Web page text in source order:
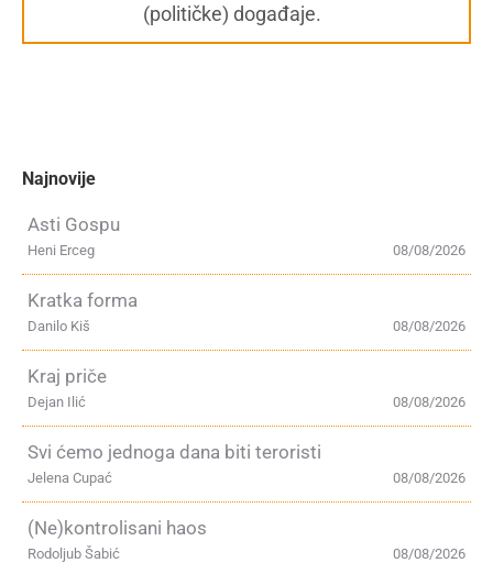
(političke) događaje.
Najnovije
Asti Gospu
08/08/2026
Heni Erceg
Kratka forma
08/08/2026
Danilo Kiš
Kraj priče
08/08/2026
Dejan Ilić
Svi ćemo jednoga dana biti teroristi
08/08/2026
Jelena Cupać
(Ne)kontrolisani haos
08/08/2026
Rodoljub Šabić